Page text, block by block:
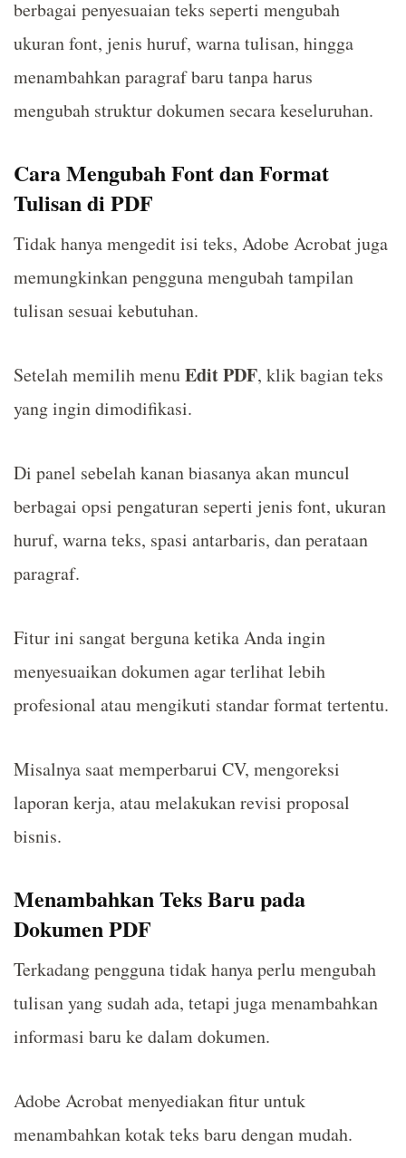
berbagai penyesuaian teks seperti mengubah
ukuran font, jenis huruf, warna tulisan, hingga
menambahkan paragraf baru tanpa harus
mengubah struktur dokumen secara keseluruhan.
Cara Mengubah Font dan Format
Tulisan di PDF
Tidak hanya mengedit isi teks, Adobe Acrobat juga
memungkinkan pengguna mengubah tampilan
tulisan sesuai kebutuhan.
Setelah memilih menuEdit PDF, klik bagian teks
yang ingin dimodifikasi.
Di panel sebelah kanan biasanya akan muncul
berbagai opsi pengaturan seperti jenis font, ukuran
huruf, warna teks, spasi antarbaris, dan perataan
paragraf.
Fitur ini sangat berguna ketika Anda ingin
menyesuaikan dokumen agar terlihat lebih
profesional atau mengikuti standar format tertentu.
Misalnya saat memperbarui CV, mengoreksi
laporan kerja, atau melakukan revisi proposal
bisnis.
Menambahkan Teks Baru pada
Dokumen PDF
Terkadang pengguna tidak hanya perlu mengubah
tulisan yang sudah ada, tetapi juga menambahkan
informasi baru ke dalam dokumen.
Adobe Acrobat menyediakan fitur untuk
menambahkan kotak teks baru dengan mudah.